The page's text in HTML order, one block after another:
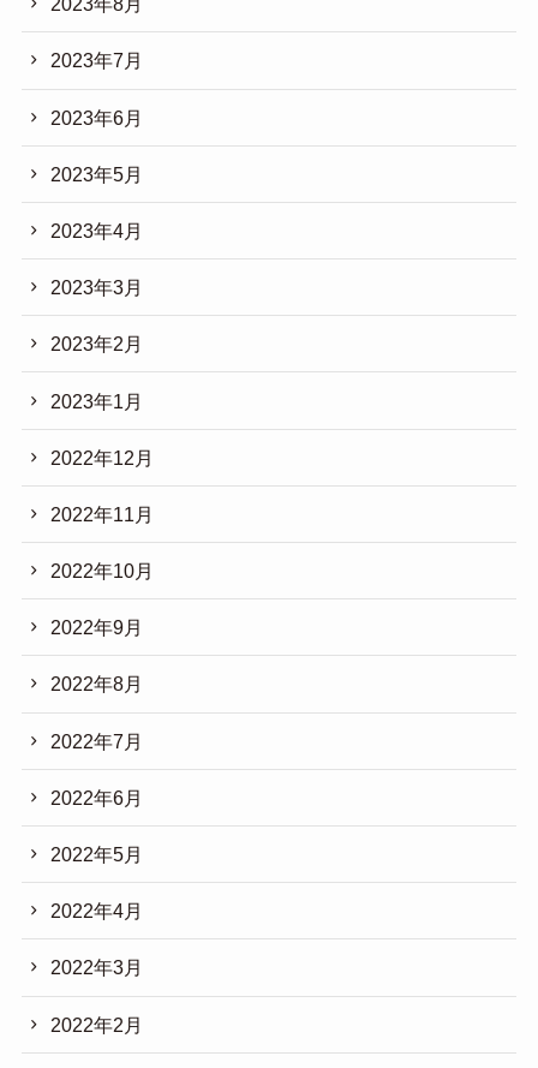
2023年7月
2023年6月
2023年5月
2023年4月
2023年3月
2023年2月
2023年1月
2022年12月
2022年11月
2022年10月
2022年9月
2022年8月
2022年7月
2022年6月
2022年5月
2022年4月
2022年3月
2022年2月